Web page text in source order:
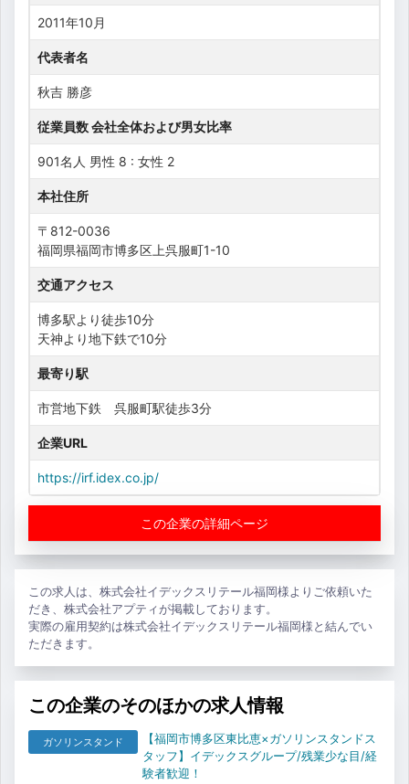
2011年10月
代表者名
秋吉 勝彦
従業員数 会社全体および男女比率
901名人 男性 8 : 女性 2
本社住所
〒812-0036
福岡県福岡市博多区上呉服町1-10
交通アクセス
博多駅より徒歩10分
天神より地下鉄で10分
最寄り駅
市営地下鉄 呉服町駅徒歩3分
企業URL
https://irf.idex.co.jp/
この企業の詳細ページ
この求人は、株式会社イデックスリテール福岡様よりご依頼いた
だき、株式会社アプティが掲載しております。
実際の雇用契約は株式会社イデックスリテール福岡様と結んでい
ただきます。
この企業のそのほかの求人情報
ガソリンスタンド
【福岡市博多区東比恵×ガソリンスタンドス
タッフ】イデックスグループ/残業少な目/経
験者歓迎！